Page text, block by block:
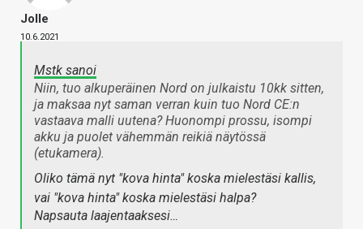
Jolle
10.6.2021
Mstk sanoi
Niin, tuo alkuperäinen Nord on julkaistu 10kk sitten,
ja maksaa nyt saman verran kuin tuo Nord CE:n
vastaava malli uutena? Huonompi prossu, isompi
akku ja puolet vähemmän reikiä näytössä
(etukamera).
Oliko tämä nyt "kova hinta" koska mielestäsi kallis,
vai "kova hinta" koska mielestäsi halpa?
Napsauta laajentaaksesi…